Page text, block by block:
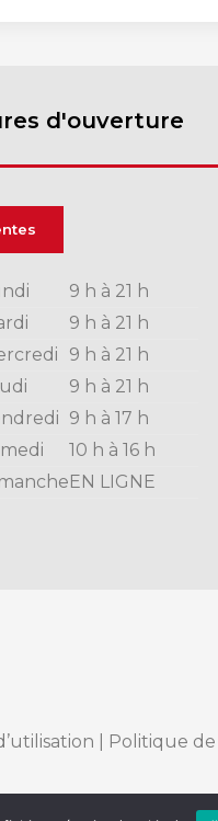
d'ouverture
9 h à 21 h
9 h à 21 h
9 h à 21 h
9 h à 21 h
9 h à 17 h
10 h à 16 h
EN LIGNE
Politique